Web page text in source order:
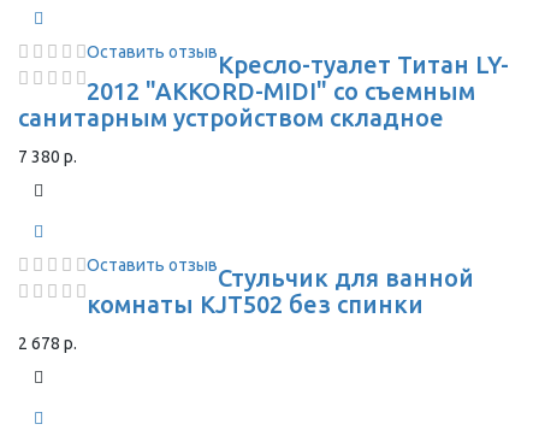
Оставить отзывКресло-туалет Титан LY-
2012 "AKKORD-MIDI" со съемным
санитарным устройством складное
7 380 р.
Оставить отзывСтульчик для ванной
комнаты KJT502 без спинки
2 678 р.